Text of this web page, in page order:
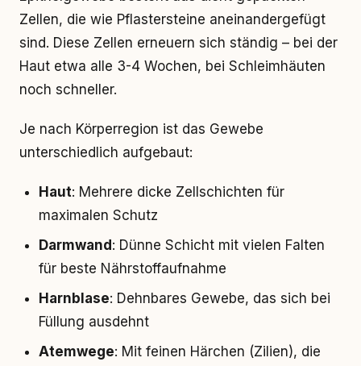
Zellen, die wie Pflastersteine aneinandergefügt
sind. Diese Zellen erneuern sich ständig – bei der
Haut etwa alle 3-4 Wochen, bei Schleimhäuten
noch schneller.
Je nach Körperregion ist das Gewebe
unterschiedlich aufgebaut:
Haut: Mehrere dicke Zellschichten für
maximalen Schutz
Darmwand : Dünne Schicht mit vielen Falten
für beste Nährstoffaufnahme
Harnblase: Dehnbares Gewebe, das sich bei
Füllung ausdehnt
Atemwege: Mit feinen Härchen (Zilien), die